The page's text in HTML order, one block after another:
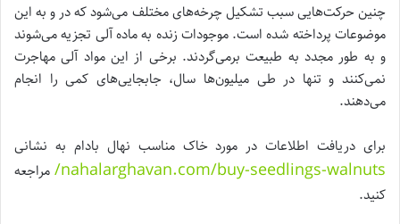
چنین حرکت‌هایی سبب تشکیل چرخه‌های مختلف می‌شود که در و به این
موضوعات پرداخته شده است. موجودات زنده به ماده آلی تجزیه می‌شوند
و به طور مجدد به طبیعت برمی‌گردند. برخی از این مواد آلی مهاجرت
نمی‌کنند و تنها در طی میلیون‌ها سال، جابجایی‌های کمی را انجام
می‌دهند.
برای دریافت اطلاعات در مورد خاک مناسب نهال بادام به نشانی
nahalarghavan.com/buy-seedlings-walnuts/ مراجعه
کنید.